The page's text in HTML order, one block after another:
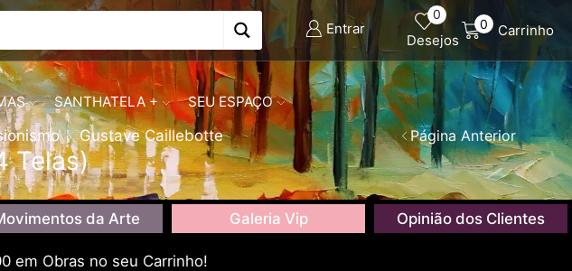
Entrar
0
Desejos
0 Carrinho
SANTHATELA + SEU ESPAÇO
Gustave Caillebotte
Telas)
Página Anterior
da Arte Galeria Vip Opinião dos Clientes
em Obras no seu Carrinho!